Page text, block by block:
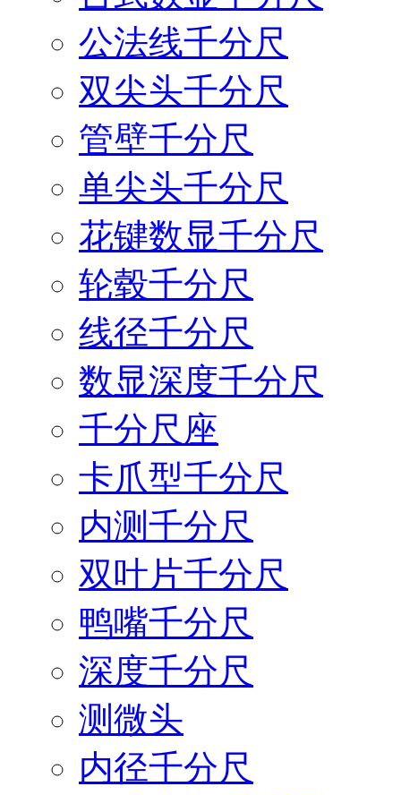
公法线千分尺
双尖头千分尺
管壁千分尺
单尖头千分尺
花键数显千分尺
轮毂千分尺
线径千分尺
数显深度千分尺
千分尺座
卡爪型千分尺
内测千分尺
双叶片千分尺
鸭嘴千分尺
深度千分尺
测微头
内径千分尺